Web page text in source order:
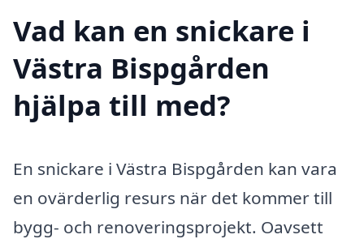
Vad kan en snickare i
Västra Bispgården
hjälpa till med?
En snickare i Västra Bispgården kan vara
en ovärderlig resurs när det kommer till
bygg- och renoveringsprojekt. Oavsett